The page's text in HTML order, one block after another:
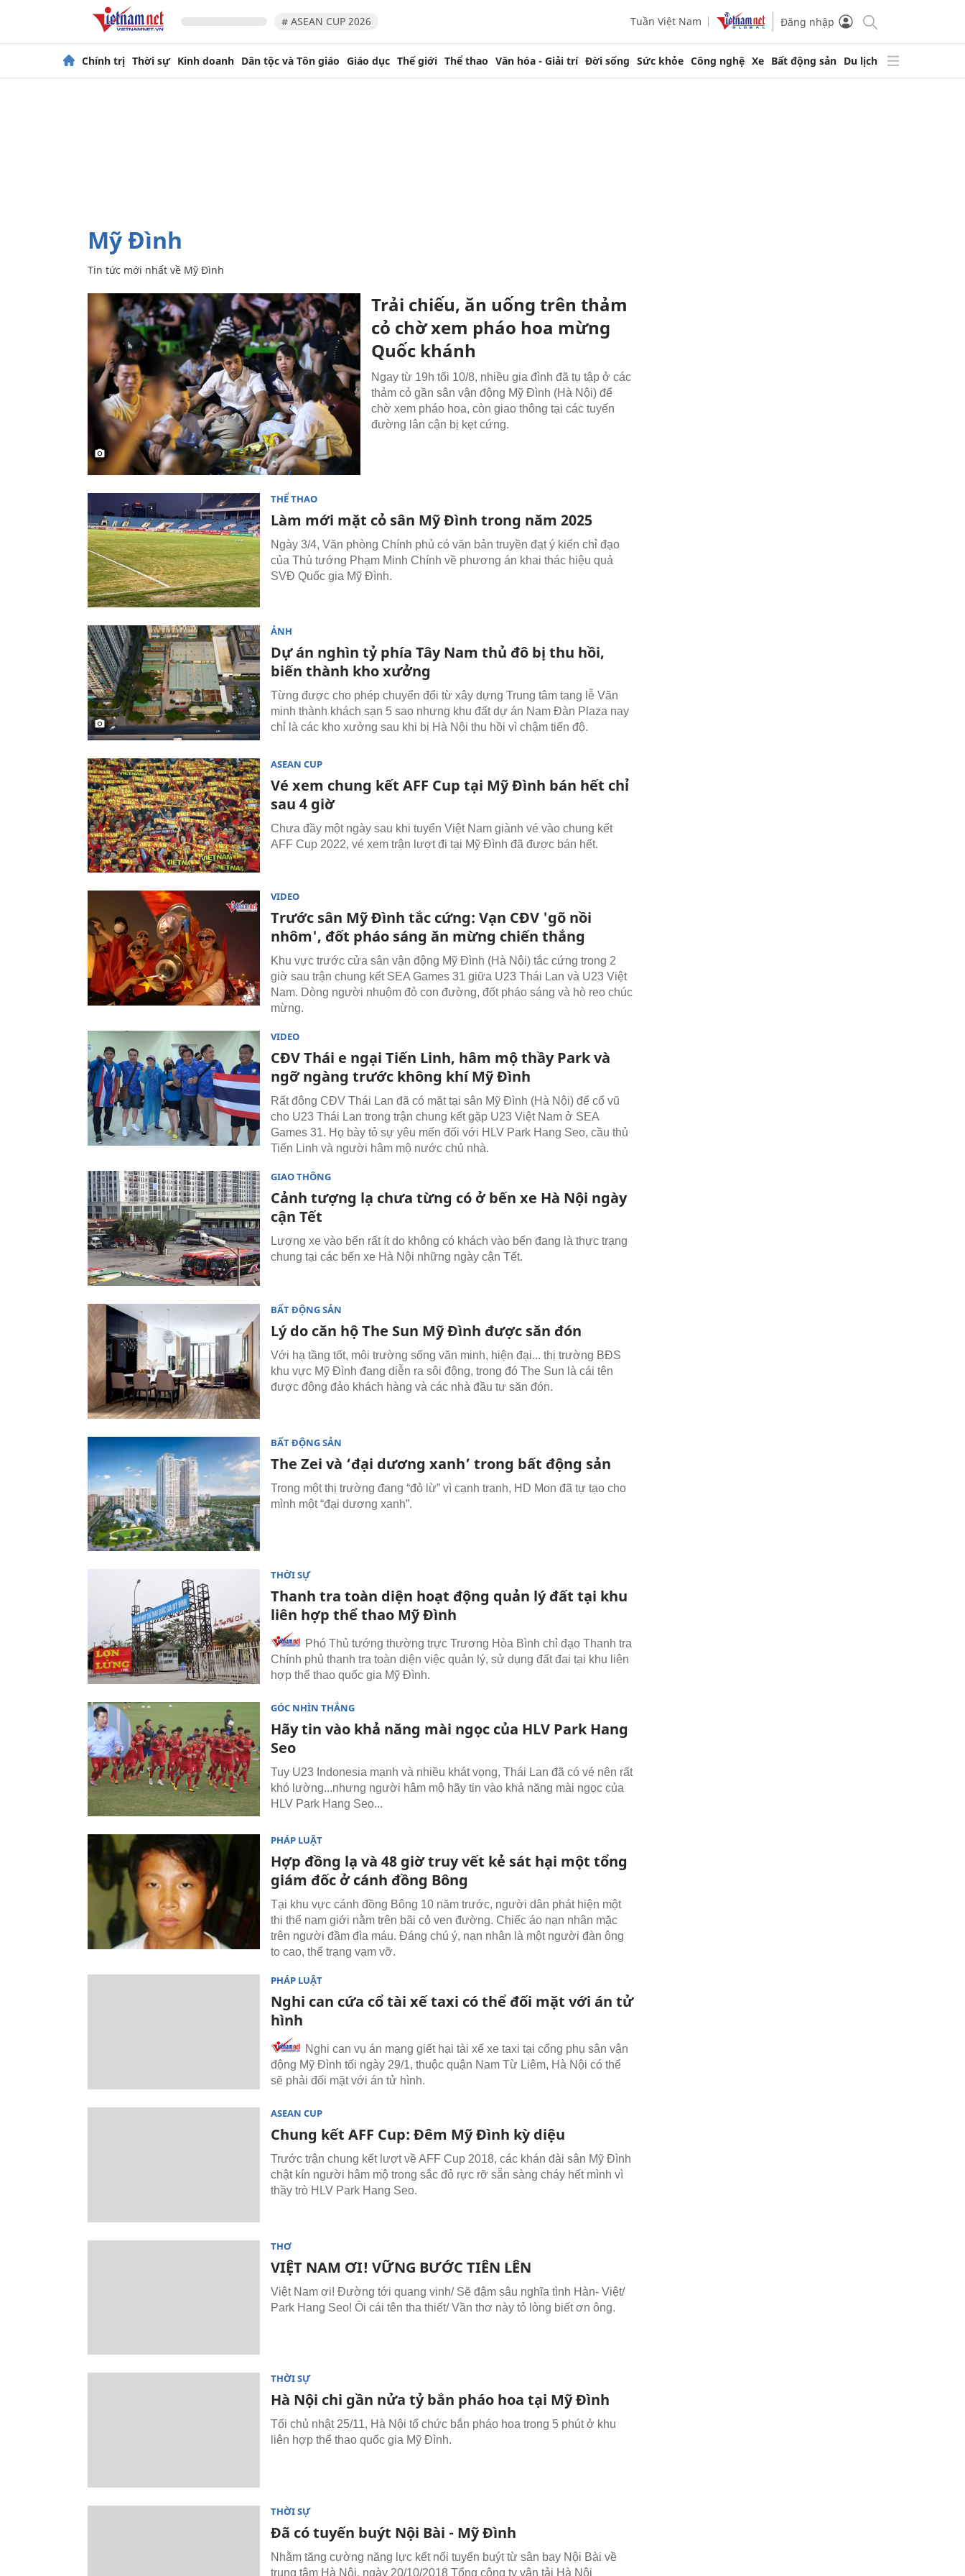
# ASEAN CUP 2026 Tuần Việt Nam Đăng nhập
Chính trị Thời sự Kinh doanh Dân tộc và Tôn giáo Giáo dục Thế giới Thể thao Văn hóa - Giải trí Đời sống Sức khỏe Công nghệ Xe Bất động sản Du lịch
Mỹ Đình
Tin tức mới nhất về Mỹ Đình
Trải chiếu, ăn uống trên thảm
cỏ chờ xem pháo hoa mừng
Quốc khánh
Ngay từ 19h tối 10/8, nhiều gia đình đã tụ tập ở các
thảm cỏ gần sân vận động Mỹ Đình (Hà Nội) để
chờ xem pháo hoa, còn giao thông tại các tuyến
đường lân cận bị kẹt cứng.
THỂ THAO
Làm mới mặt cỏ sân Mỹ Đình trong năm 2025
Ngày 3/4, Văn phòng Chính phủ có văn bản truyền đạt ý kiến chỉ đạo
của Thủ tướng Phạm Minh Chính về phương án khai thác hiệu quả
SVĐ Quốc gia Mỹ Đình.
ẢNH
Dự án nghìn tỷ phía Tây Nam thủ đô bị thu hồi,
biến thành kho xưởng
Từng được cho phép chuyển đổi từ xây dựng Trung tâm tang lễ Văn
minh thành khách sạn 5 sao nhưng khu đất dự án Nam Đàn Plaza nay
chỉ là các kho xưởng sau khi bị Hà Nội thu hồi vì chậm tiến độ.
ASEAN CUP
Vé xem chung kết AFF Cup tại Mỹ Đình bán hết chỉ
sau 4 giờ
Chưa đầy một ngày sau khi tuyển Việt Nam giành vé vào chung kết
AFF Cup 2022, vé xem trận lượt đi tại Mỹ Đình đã được bán hết.
VIDEO
Trước sân Mỹ Đình tắc cứng: Vạn CĐV 'gõ nồi
nhôm', đốt pháo sáng ăn mừng chiến thắng
Khu vực trước cửa sân vận động Mỹ Đình (Hà Nội) tắc cứng trong 2
giờ sau trận chung kết SEA Games 31 giữa U23 Thái Lan và U23 Việt
Nam. Dòng người nhuộm đỏ con đường, đốt pháo sáng và hò reo chúc
mừng.
VIDEO
CĐV Thái e ngại Tiến Linh, hâm mộ thầy Park và
ngỡ ngàng trước không khí Mỹ Đình
Rất đông CĐV Thái Lan đã có mặt tại sân Mỹ Đình (Hà Nội) để cổ vũ
cho U23 Thái Lan trong trận chung kết gặp U23 Việt Nam ở SEA
Games 31. Họ bày tỏ sự yêu mến đối với HLV Park Hang Seo, cầu thủ
Tiến Linh và người hâm mộ nước chủ nhà.
GIAO THÔNG
Cảnh tượng lạ chưa từng có ở bến xe Hà Nội ngày
cận Tết
Lượng xe vào bến rất ít do không có khách vào bến đang là thực trạng
chung tại các bến xe Hà Nội những ngày cận Tết.
BẤT ĐỘNG SẢN
Lý do căn hộ The Sun Mỹ Đình được săn đón
Với hạ tầng tốt, môi trường sống văn minh, hiện đại... thị trường BĐS
khu vực Mỹ Đình đang diễn ra sôi động, trong đó The Sun là cái tên
được đông đảo khách hàng và các nhà đầu tư săn đón.
BẤT ĐỘNG SẢN
The Zei và ‘đại dương xanh’ trong bất động sản
Trong một thị trường đang “đỏ lừ” vì cạnh tranh, HD Mon đã tự tạo cho
mình một “đại dương xanh”.
THỜI SỰ
Thanh tra toàn diện hoạt động quản lý đất tại khu
liên hợp thể thao Mỹ Đình
Phó Thủ tướng thường trực Trương Hòa Bình chỉ đạo Thanh tra
Chính phủ thanh tra toàn diện việc quản lý, sử dụng đất đai tại khu liên
hợp thể thao quốc gia Mỹ Đình.
GÓC NHÌN THẲNG
Hãy tin vào khả năng mài ngọc của HLV Park Hang
Seo
Tuy U23 Indonesia mạnh và nhiều khát vọng, Thái Lan đã có vé nên rất
khó lường...nhưng người hâm mộ hãy tin vào khả năng mài ngọc của
HLV Park Hang Seo...
PHÁP LUẬT
Hợp đồng lạ và 48 giờ truy vết kẻ sát hại một tổng
giám đốc ở cánh đồng Bông
Tại khu vực cánh đồng Bông 10 năm trước, người dân phát hiện một
thi thể nam giới nằm trên bãi cỏ ven đường. Chiếc áo nạn nhân mặc
trên người đầm đìa máu. Đáng chú ý, nạn nhân là một người đàn ông
to cao, thể trạng vạm vỡ.
PHÁP LUẬT
Nghi can cứa cổ tài xế taxi có thể đối mặt với án tử
hình
Nghi can vụ án mạng giết hại tài xế xe taxi tại cổng phụ sân vận
động Mỹ Đình tối ngày 29/1, thuộc quận Nam Từ Liêm, Hà Nội có thể
sẽ phải đối mặt với án tử hình.
ASEAN CUP
Chung kết AFF Cup: Đêm Mỹ Đình kỳ diệu
Trước trận chung kết lượt về AFF Cup 2018, các khán đài sân Mỹ Đình
chật kín người hâm mộ trong sắc đỏ rực rỡ sẵn sàng cháy hết mình vì
thầy trò HLV Park Hang Seo.
THƠ
VIỆT NAM ƠI! VỮNG BƯỚC TIÊN LÊN
Việt Nam ơi! Đường tới quang vinh/ Sẽ đậm sâu nghĩa tình Hàn- Việt/
Park Hang Seo! Ôi cái tên tha thiết/ Vần thơ này tỏ lòng biết ơn ông.
THỜI SỰ
Hà Nội chi gần nửa tỷ bắn pháo hoa tại Mỹ Đình
Tối chủ nhật 25/11, Hà Nội tổ chức bắn pháo hoa trong 5 phút ở khu
liên hợp thể thao quốc gia Mỹ Đình.
THỜI SỰ
Đã có tuyến buýt Nội Bài - Mỹ Đình
Nhằm tăng cường năng lực kết nối tuyến buýt từ sân bay Nội Bài về
trung tâm Hà Nội, ngày 20/10/2018 Tổng công ty vận tải Hà Nội